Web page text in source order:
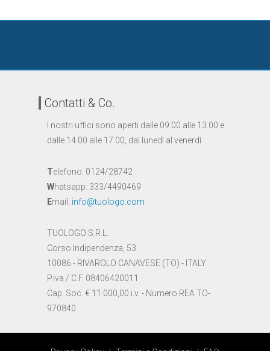
Contatti & Co.
I nostri uffici sono aperti dalle 09:00 alle 13.00 e
dalle 14.00 alle 17:00, dal lunedì al venerdì.
Telefono: 0124/28742
Whatsapp: 333/4490469
Email: info@tuologo.com
TUOLOGO S.R.L.
Corso Indipendenza, 53
10086 - RIVAROLO CANAVESE (TO) - ITALY
P.iva / C.F. 08406420011
Cap. Soc. € 11.000,00 i.v. - Numero REA TO-
970840